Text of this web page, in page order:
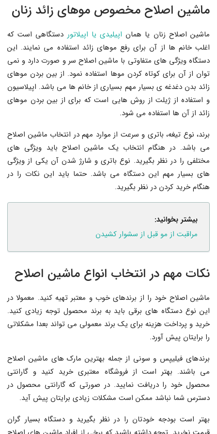
ماشین اصلاح مخصوص موهای زائد زنان
ماشین اصلاح زنان یا همان اپیلیدی یا اپیلاتور دستگاهی است که
اغلب خانم ها از آن برای رفع موهای زائد استفاده می نمایند. این
دستگاه ویژگی های متفاوتی با ماشین اصلاح سر و صورت دارد و نمی
توان از آن برای کوتاه کردن موها استفاده نمود. از بین بردن موهای
زائد بدن دغدغه ی بسیار مهم بسیاری از خانم ها می باشد. اپیلاسیون
و استفاده از ژیلت از روش هایی است که برای از بین بردن موهای
زائد از آن ها استفاده می شود.
برند، نوع تیغه، باتری و سرعت از موارد مهم در انتخاب ماشین اصلاح
می باشد. در هنگام انتخاب یک ماشین اصلاح باید ویژگی های
مختلفی را در نظر بگیرید. نوع باتری و شارژ شدن آن یکی از ویژگی
های بسیار مهم این دستگاه می باشد. حتما باید این نکات را در
هنگام خرید کردن در نظر بگیرید.
بیشتر بخوانید:
مراقبت از مو قبل از سشوار کشیدن
نکات مهم در انتخاب انواع ماشین اصلاح
ماشین اصلاح خود را از برندهای خوب و معتبر تهیه کنید. معمولا در
این نوع دستگاه های برقی باید به برند محصول توجه زیادی کنید.
خرید و پرداخت هزینه برای یک برند معمولی می تواند بعدا مشکلاتی
را برایتان پیش آورد.
برندهای فیلیپس و سونی از جمله بهترین مارک های ماشین اصلاح
می باشند. بهتر است از فروشگاه معتبری خرید کنید و گارانتی
محصول خود را دریافت نمایید. در صورتی که گارانتی محصول در
دسترس شما نباشد ممکن است مشکلات زیادی برایتان پیش آید.
بهتر است بودجه خودتان را در نظر بگیرید و دستگاه بسیار گران